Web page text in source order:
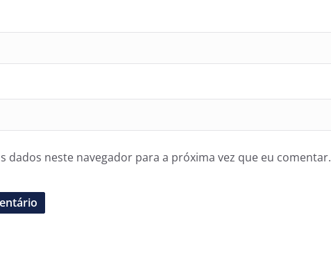
dados neste navegador para a próxima vez que eu comentar.